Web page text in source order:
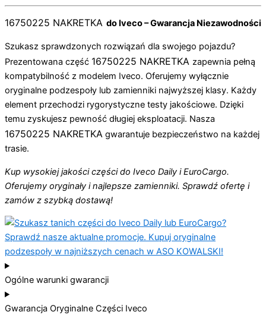
16750225 NAKRETKA do Iveco – Gwarancja Niezawodności
Szukasz sprawdzonych rozwiązań dla swojego pojazdu?
Prezentowana część 16750225 NAKRETKA zapewnia pełną
kompatybilność z modelem Iveco. Oferujemy wyłącznie
oryginalne podzespoły lub zamienniki najwyższej klasy. Każdy
element przechodzi rygorystyczne testy jakościowe. Dzięki
temu zyskujesz pewność długiej eksploatacji. Nasza
16750225 NAKRETKA gwarantuje bezpieczeństwo na każdej
trasie.
Kup wysokiej jakości części do Iveco Daily i EuroCargo.
Oferujemy oryginały i najlepsze zamienniki. Sprawdź ofertę i
zamów z szybką dostawą!
Ogólne warunki gwarancji
Gwarancja Oryginalne Części Iveco